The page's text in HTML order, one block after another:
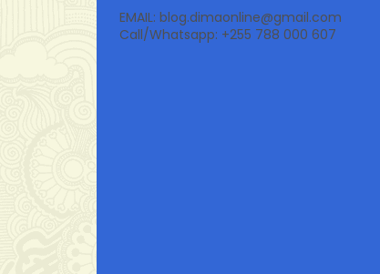
EMAIL: blog.dimaonline@gmail.com
Call/Whatsapp: +255 788 000 607